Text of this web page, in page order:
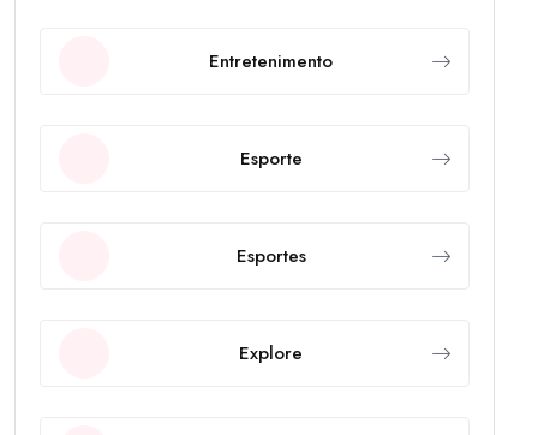
Entretenimento
Esporte
Esportes
Explore